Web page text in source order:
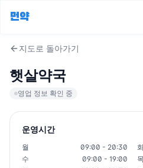
먼약
지도로 돌아가기
햇살약국
영업 정보 확인 중
운영시간
월 09:00 - 20:30
수
09:00 - 19:00 목